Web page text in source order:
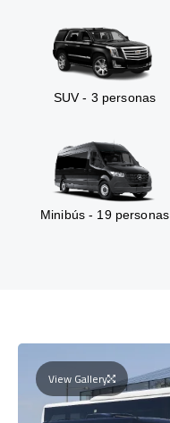
SUV - 3 personas
Minibús - 19 personas
View Gallery